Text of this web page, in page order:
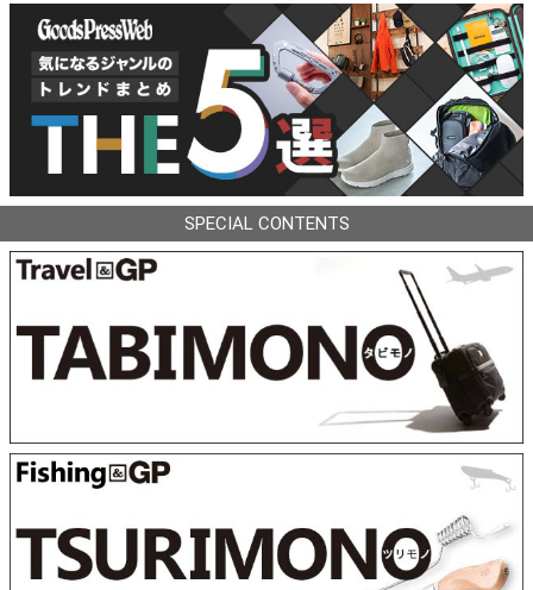
SPECIAL CONTENTS